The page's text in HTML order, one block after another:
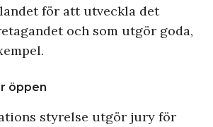
för att utveckla det
och som utgör goda,
öppen
styrelse utgör jury för